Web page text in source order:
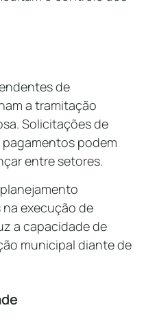
de
a tramitação
Solicitações de
pagamentos podem
entre setores.
execução de
a capacidade de
municipal diante de